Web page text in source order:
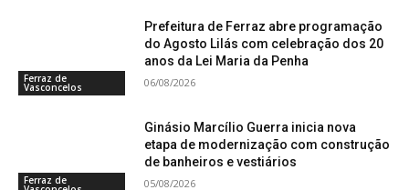
Ferraz de
Vasconcelos
Prefeitura de Ferraz abre programação
do Agosto Lilás com celebração dos 20
anos da Lei Maria da Penha
06/08/2026
Ferraz de
Ginásio Marcílio Guerra inicia nova
etapa de modernização com construção
de banheiros e vestiários
05/08/2026